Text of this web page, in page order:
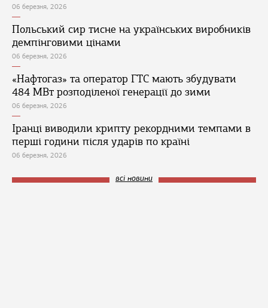
06 березня, 2026
Польський сир тисне на українських виробників
демпінговими цінами
06 березня, 2026
«Нафтогаз» та оператор ГТС мають збудувати
484 МВт розподіленої генерації до зими
06 березня, 2026
Іранці виводили крипту рекордними темпами в
перші години після ударів по країні
06 березня, 2026
всі новини